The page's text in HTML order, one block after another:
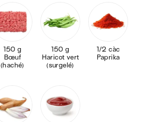
150 g
Bœuf
(haché)
150 g
Haricot vert
(surgelé)
1/2 càc
Paprika